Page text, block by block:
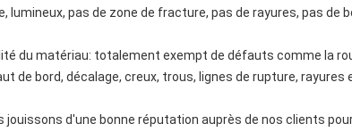
lumineux, pas de zone de fracture, pas de rayures, pas de
du matériau: totalement exempt de défauts comme la
de bord, décalage, creux, trous, lignes de rupture, rayures
jouissons d'une bonne réputation auprès de nos clients